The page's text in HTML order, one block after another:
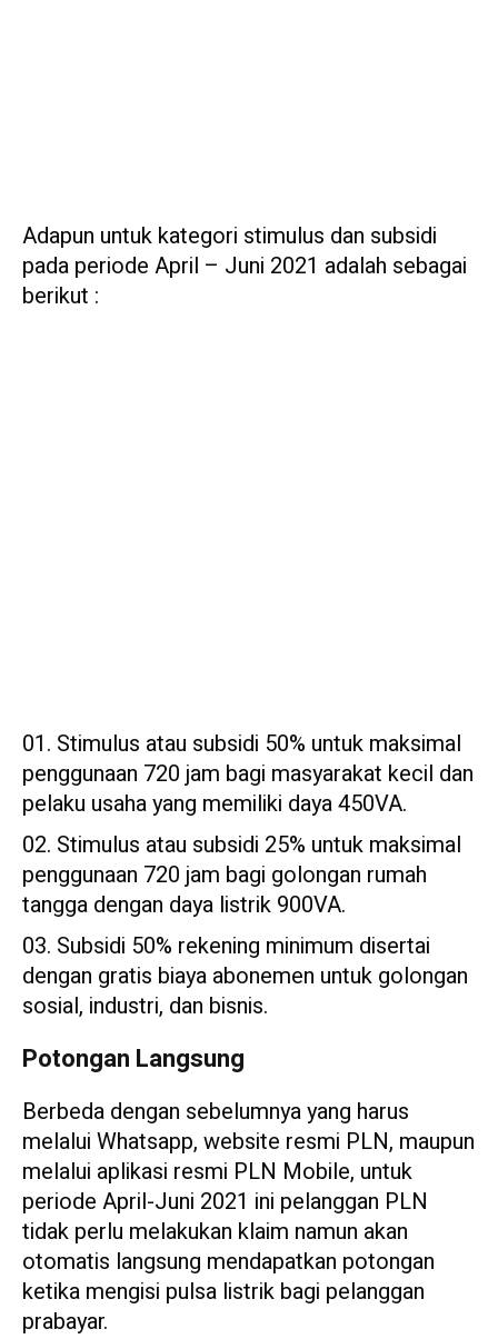
Adapun untuk kategori stimulus dan subsidi
pada periode April – Juni 2021 adalah sebagai
berikut :
Stimulus atau subsidi 50% untuk maksimal
penggunaan 720 jam bagi masyarakat kecil dan
pelaku usaha yang memiliki daya 450VA.
Stimulus atau subsidi 25% untuk maksimal
penggunaan 720 jam bagi golongan rumah
tangga dengan daya listrik 900VA.
Subsidi 50% rekening minimum disertai
dengan gratis biaya abonemen untuk golongan
sosial, industri, dan bisnis.
Potongan Langsung
Berbeda dengan sebelumnya yang harus
melalui Whatsapp, website resmi PLN, maupun
melalui aplikasi resmi PLN Mobile, untuk
periode April-Juni 2021 ini pelanggan PLN
tidak perlu melakukan klaim namun akan
otomatis langsung mendapatkan potongan
ketika mengisi pulsa listrik bagi pelanggan
prabayar.